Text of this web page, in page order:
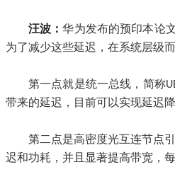
汪波：华为发布的预印本论
为了减少这些延迟，在系统层级
第一点就是统一总线，简称
带来的延迟，目前可以实现延迟
第二点是高密度光互连节点
迟和功耗，并且显著提高带宽，